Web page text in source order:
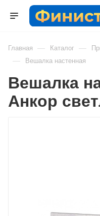
Главная — Каталог —
— Вешалка настенная
Вешалка
Анкор